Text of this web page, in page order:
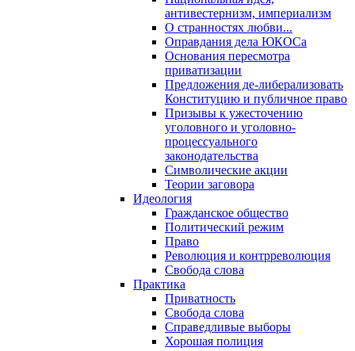
антивестернизм, империализм
О странностях любви...
Оправдания дела ЮКОСа
Основания пересмотра
приватизации
Предложения де-либерализовать
Конституцию и публичное право
Призывы к ужесточению
уголовного и уголовно-
процессуального
законодательства
Символические акции
Теории заговора
Идеология
Гражданское общество
Политический режим
Право
Революция и контрреволюция
Свобода слова
Практика
Приватность
Свобода слова
Справедливые выборы
Хорошая полиция